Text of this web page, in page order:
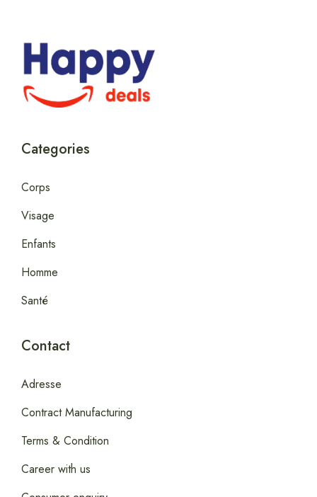
Categories
Corps
Visage
Enfants
Homme
Santé
Contact
Adresse
Contract Manufacturing
Terms & Condition
Career with us